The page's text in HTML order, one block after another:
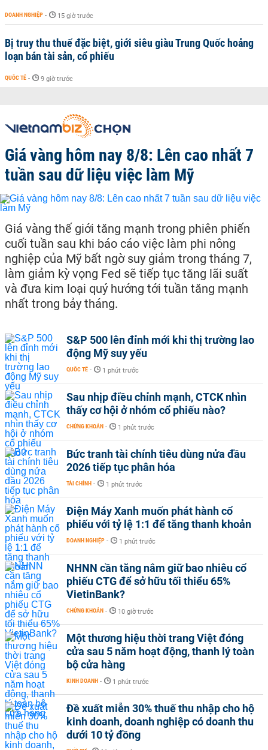
DOANH NGHIỆP - 15 giờ trước
Bị truy thu thuế đặc biệt, giới siêu giàu Trung Quốc hoảng
loạn bán tài sản, cổ phiếu
QUỐC TẾ - 9 giờ trước
Giá vàng hôm nay 8/8: Lên cao nhất 7
tuần sau dữ liệu việc làm Mỹ
Giá vàng thế giới tăng mạnh trong phiên phiến
cuối tuần sau khi báo cáo việc làm phi nông
nghiệp của Mỹ bất ngờ suy giảm trong tháng 7,
làm giảm kỳ vọng Fed sẽ tiếp tục tăng lãi suất
và đưa kim loại quý hướng tới tuần tăng mạnh
nhất trong bảy tháng.
S&P 500 lên đỉnh mới khi thị trường lao
động Mỹ suy yếu
QUỐC TẾ - 1 phút trước
Sau nhịp điều chỉnh mạnh, CTCK nhìn
thấy cơ hội ở nhóm cổ phiếu nào?
CHỨNG KHOÁN - 1 phút trước
Bức tranh tài chính tiêu dùng nửa đầu
2026 tiếp tục phân hóa
TÀI CHÍNH - 1 phút trước
Điện Máy Xanh muốn phát hành cổ
phiếu với tỷ lệ 1:1 để tăng thanh khoản
DOANH NGHIỆP - 1 phút trước
NHNN cần tăng nắm giữ bao nhiêu cổ
phiếu CTG để sở hữu tối thiểu 65%
VietinBank?
CHỨNG KHOÁN - 10 giờ trước
Một thương hiệu thời trang Việt đóng
cửa sau 5 năm hoạt động, thanh lý toàn
bộ cửa hàng
KINH DOANH - 1 phút trước
Đề xuất miễn 30% thuế thu nhập cho hộ
kinh doanh, doanh nghiệp có doanh thu
dưới 10 tỷ đồng